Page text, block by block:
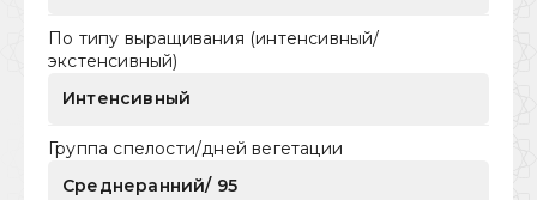
По типу выращивания (интенсивный/
экстенсивный)
Интенсивный
Группа спелости/дней вегетации
Среднеранний/ 95